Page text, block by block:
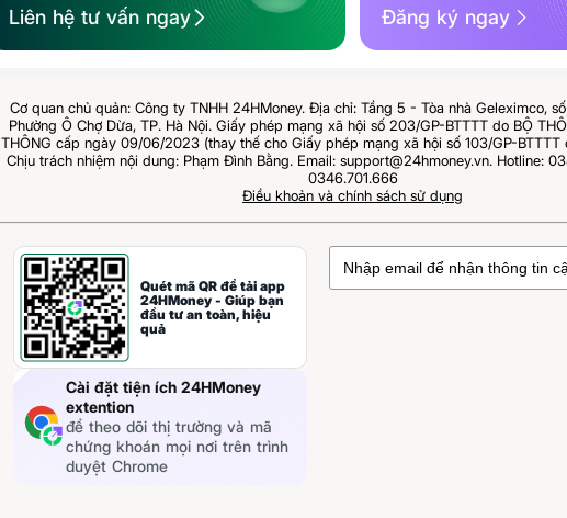
Liên hệ tư vấn ngay Đăng ký ngay
Cơ quan chủ quản: Công ty TNHH 24HMoney. Địa chỉ: Tầng 5 - Tòa nhà Geleximco,
Phường Ô Chợ Dừa, TP. Hà Nội. Giấy phép mạng xã hội số 203/GP-BTTTT do BỘ
THÔNG cấp ngày 09/06/2023 (thay thế cho Giấy phép mạng xã hội số 103/GP-
Chịu trách nhiệm nội dung: Phạm Đình Bằng. Email: support@24hmoney.vn. Hotline:
0346.701.666
Điều khoản và chính sách sử dụng
Quét mã QR để tải app
24HMoney - Giúp bạn
đầu tư an toàn, hiệu
quả
Cài đặt tiện ích 24HMoney
extention
để theo dõi thị trường và mã
chứng khoán mọi nơi trên trình
duyệt Chrome